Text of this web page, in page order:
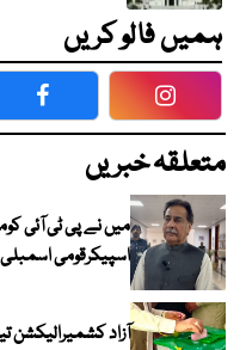
ہمیں فالو کریں
Facebook
متعلقہ خبریں
میں نے پی ٹی آئی
اسپیکرقومی اسمبلی
آزاد کشمیرالیکشن